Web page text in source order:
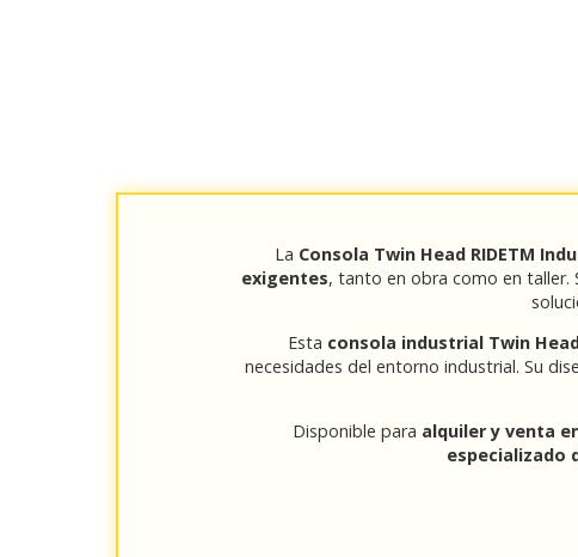
La Consola Twin Head RIDETM
exigentes, tanto en obra como en taller.
Esta consola industrial Twin
necesidades del entorno industrial. Su
Disponible para alquiler y venta
especializado